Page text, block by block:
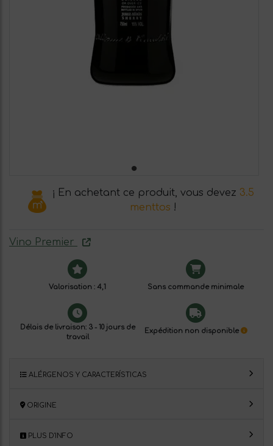
¡ En achetant ce produit, vous devez 3.5
menttos !
Vino Premier
Valorisation : 4,1 Sans commande minimale
Délais de livraison: 3 - 10 jours de
travail
Expédition non disponible
ALÉRGENOS Y CARACTERÍSTICAS
ORIGINE
PLUS D'INFO